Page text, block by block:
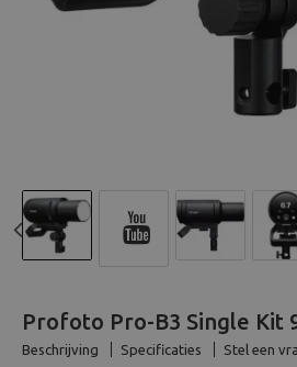
Statieven
Analoog
Previous
Profoto Pro-B3 Single Kit
Beschrijving Specificaties Stel een